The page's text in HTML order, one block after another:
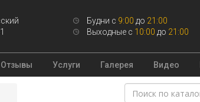
Будни с 9:00 до 21:00
Выходные с 10:00 до 21:00
Отзывы Услуги Галерея Видео